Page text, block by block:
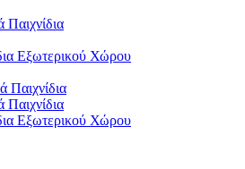
Παιχνίδια
Εξωτερικού Χώρου
Παιχνίδια
Παιχνίδια
Εξωτερικού Χώρου